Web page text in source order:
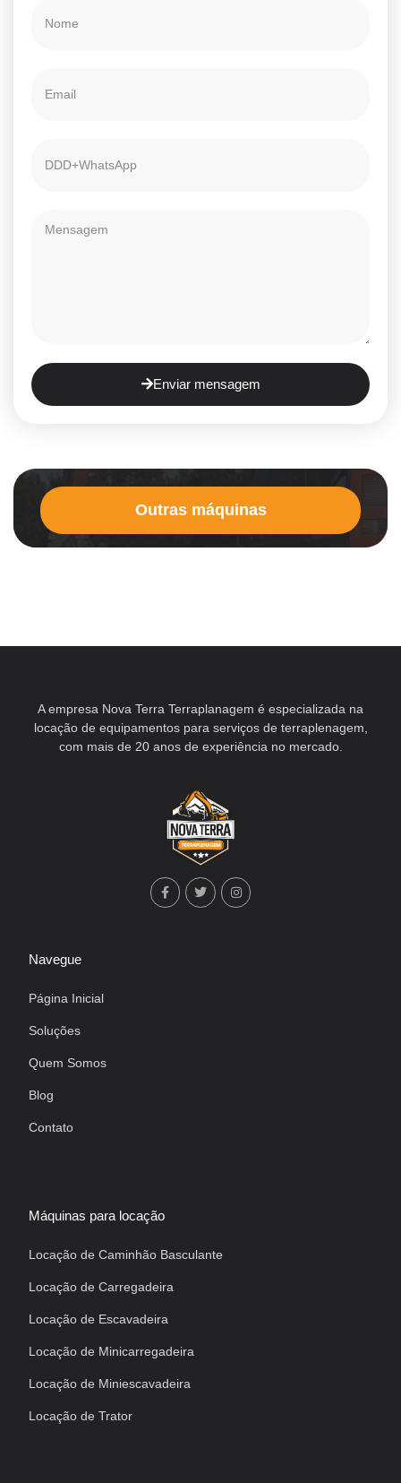
Enviar mensagem
Outras máquinas
A empresa Nova Terra Terraplanagem é especializada na
locação de equipamentos para serviços de terraplenagem,
com mais de 20 anos de experiência no mercado.
Navegue
Página Inicial
Soluções
Quem Somos
Blog
Contato
Máquinas para locação
Locação de Caminhão Basculante
Locação de Carregadeira
Locação de Escavadeira
Locação de Minicarregadeira
Locação de Miniescavadeira
Locação de Trator